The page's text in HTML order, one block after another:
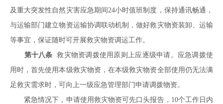
及重大突发性自然灾害应急期间24小时值班制度，保持通讯畅通，
与运输部门建立物资运输协调联动机制，做好救灾物资装卸、运输
等事宜，保证随时可开展救灾物资调运工作。
第十八条
救灾物资调拨使用原则上应逐级申请。应急调拨使
用时，首先使用本级救灾物资，在本级救灾物资全部使用仍无法满
足救灾需求时，可向上一级应急管理部门申请调拨物资。
紧急情况下，申请使用救灾物资可先口头报告，10个工作日内